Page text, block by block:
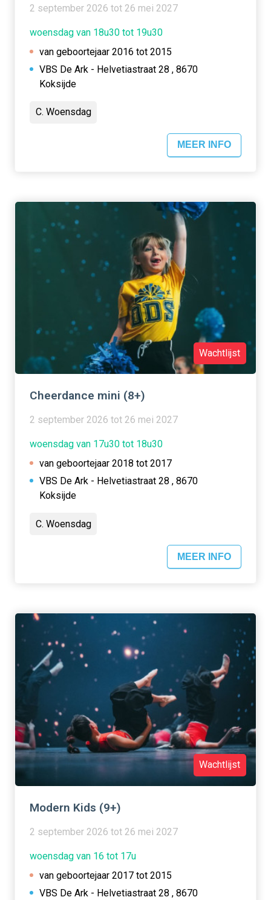
2 september 2026 tot 26 mei 2027
woensdag van 18u30 tot 19u30
van geboortejaar 2016 tot 2015
VBS De Ark - Helvetiastraat 28 , 8670
Koksijde
C. Woensdag
MEER INFO
Wachtlijst
Cheerdance mini (8+)
2 september 2026 tot 26 mei 2027
woensdag van 17u30 tot 18u30
van geboortejaar 2018 tot 2017
VBS De Ark - Helvetiastraat 28 , 8670
Koksijde
C. Woensdag
MEER INFO
Wachtlijst
Modern Kids (9+)
2 september 2026 tot 26 mei 2027
woensdag van 16 tot 17u
van geboortejaar 2017 tot 2015
VBS De Ark - Helvetiastraat 28 , 8670